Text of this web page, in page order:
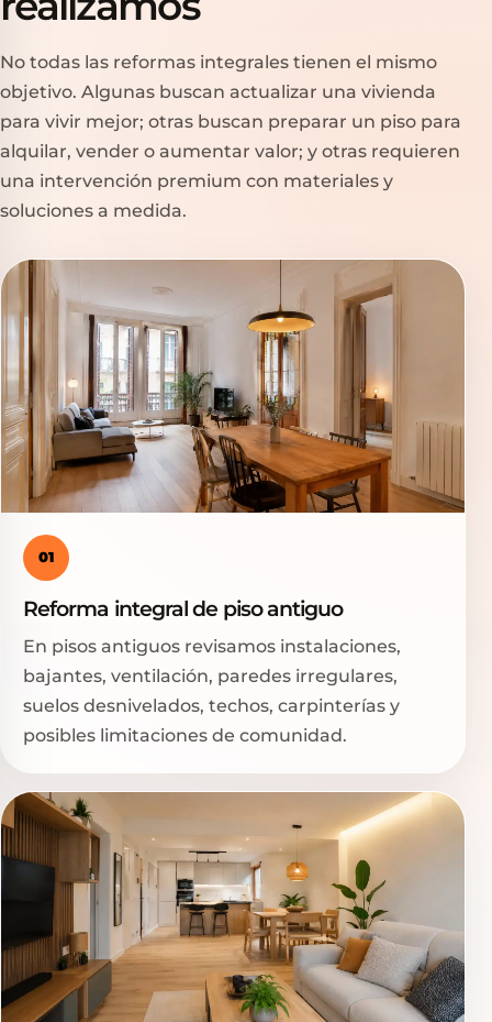
No todas las reformas integrales tienen el mismo
objetivo. Algunas buscan actualizar una vivienda
para vivir mejor; otras buscan preparar un piso para
alquilar, vender o aumentar valor; y otras requieren
una intervención premium con materiales y
soluciones a medida.
01
Reforma integral de piso antiguo
En pisos antiguos revisamos instalaciones,
bajantes, ventilación, paredes irregulares,
suelos desnivelados, techos, carpinterías y
posibles limitaciones de comunidad.